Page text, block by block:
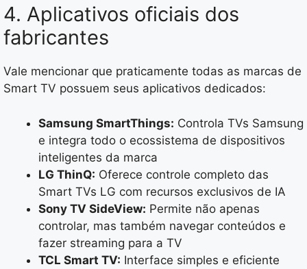
4. Aplicativos oficiais dos
fabricantes
Vale mencionar que praticamente todas as marcas de
Smart TV possuem seus aplicativos dedicados:
Samsung SmartThings: Controla TVs Samsung
e integra todo o ecossistema de dispositivos
inteligentes da marca
LG ThinQ: Oferece controle completo das
Smart TVs LG com recursos exclusivos de IA
Sony TV SideView: Permite não apenas
controlar, mas também navegar conteúdos e
fazer streaming para a TV
TCL Smart TV: Interface simples e eficiente